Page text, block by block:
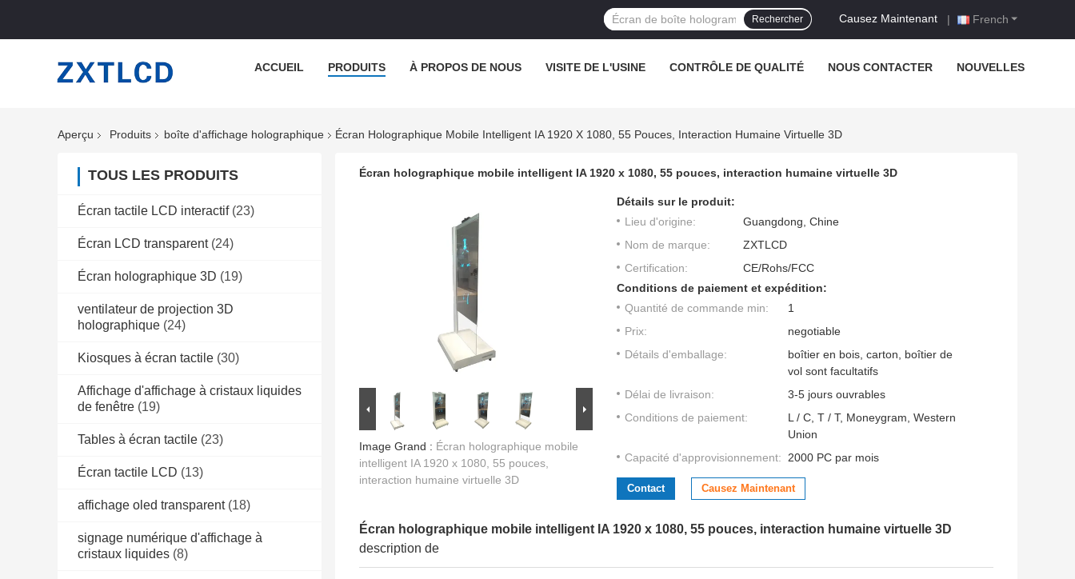
French
Causez Maintenant |
Rechercher
ACCUEIL PRODUITS À PROPOS DE NOUS VISITE DE L'USINE CONTRÔLE DE QUALITÉ NOUS CONTACTER NOUVELLES
Aperçu Produits boîte d'affichage holographique Écran Holographique Mobile Intelligent IA 1920 X 1080, 55 Pouces, Interaction Humaine Virtuelle 3D
TOUS LES PRODUITS
Écran tactile LCD interactif (23)
Écran LCD transparent (24)
Écran holographique 3D (19)
ventilateur de projection 3D
holographique (24)
Kiosques à écran tactile (30)
Affichage d'affichage à cristaux liquides
de fenêtre (19)
Tables à écran tactile (23)
Écran tactile LCD (13)
affichage oled transparent (18)
signage numérique d'affichage à
cristaux liquides (8)
Écran holographique mobile intelligent IA 1920 x 1080, 55 pouces, interaction humaine virtuelle 3D
Image Grand : Écran holographique mobile
intelligent IA 1920 x 1080, 55 pouces,
interaction humaine virtuelle 3D
Détails sur le produit:
Lieu d'origine:
Guangdong, Chine
Nom de marque:
ZXTLCD
Certification:
CE/Rohs/FCC
Conditions de paiement et expédition:
Quantité de commande min:
1
Prix:
negotiable
Détails d'emballage:
boîtier en bois, carton, boîtier de
vol sont facultatifs
Délai de livraison:
3-5 jours ouvrables
Conditions de paiement:
L / C, T / T, Moneygram, Western
Union
Capacité d'approvisionnement: 2000 PC par mois
Contact Causez Maintenant
Écran holographique mobile intelligent IA 1920 x 1080, 55 pouces, interaction humaine virtuelle 3D
description de